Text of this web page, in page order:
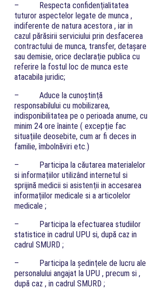
– Respecta confidenţialitatea
tuturor aspectelor legate de munca ,
indiferente de natura acestora , iar in
cazul părăsirii serviciului prin desfacerea
contractului de munca, transfer, detaşare
sau demisie, orice declaraţie publica cu
referire la fostul loc de munca este
atacabila juridic;
– Aduce la cunoştinţă
responsabilului cu mobilizarea,
indisponibilitatea pe o perioada anume, cu
minim 24 ore înainte ( excepţie fac
situaţiile deosebite, cum ar fi deces in
familie, îmbolnăviri etc.)
– Participa la căutarea materialelor
si informaţiilor utilizând internetul si
sprijină medicii si asistenţii in accesarea
informaţiilor medicale si a articolelor
medicale ;
– Participa la efectuarea studiilor
statistice in cadrul UPU si, după caz in
cadrul SMURD ;
– Participa la şedinţele de lucru ale
personalului angajat la UPU , precum si ,
după caz , in cadrul SMURD ;